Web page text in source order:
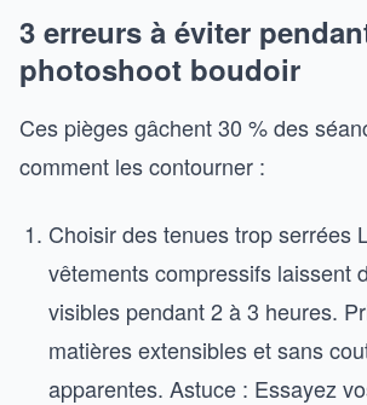
3 erreurs à éviter
photoshoot boudoir
Ces pièges gâchent 30 % des
comment les contourner :
Choisir des tenues trop serrées
vêtements compressifs laissent
visibles pendant 2 à 3 heures.
matières extensibles et sans
apparentes. Astuce : Essayez